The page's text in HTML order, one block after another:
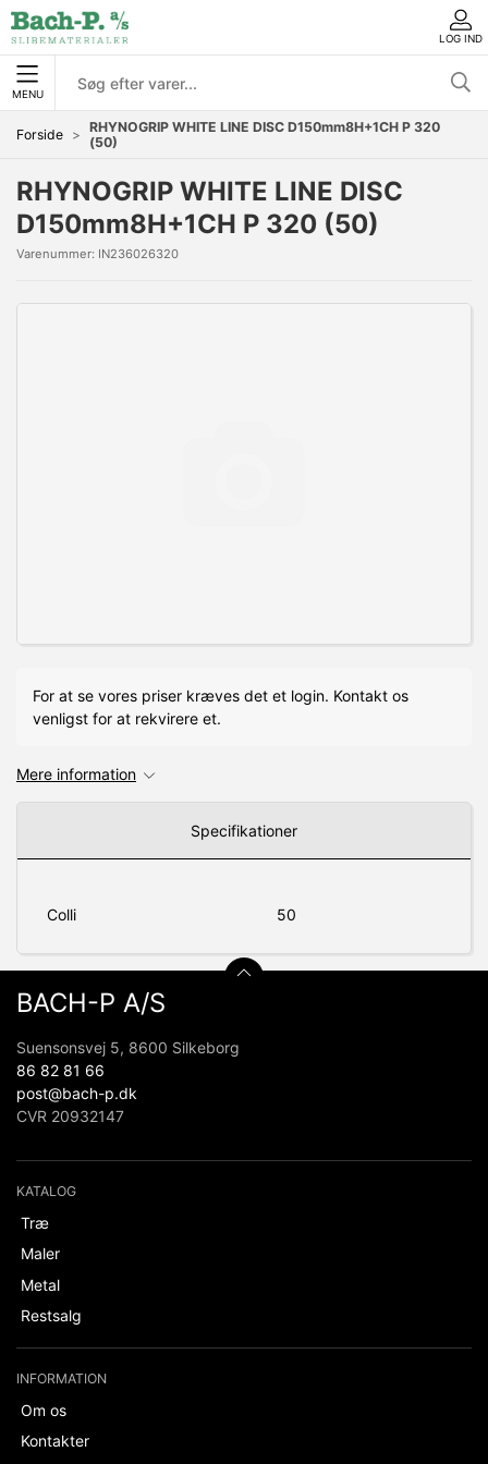
LOG IND
MENU
Forside
RHYNOGRIP WHITE LINE DISC D150mm8H+1CH P 320
(50)
RHYNOGRIP WHITE LINE DISC
D150mm8H+1CH P 320 (50)
Varenummer: IN236026320
For at se vores priser kræves det et login. Kontakt os
venligst for at rekvirere et.
Mere information
Specifikationer
Colli 50
BACH-P A/S
Suensonsvej 5, 8600 Silkeborg
86 82 81 66
post@bach-p.dk
CVR 20932147
KATALOG
Træ
Maler
Metal
Restsalg
INFORMATION
Om os
Kontakter